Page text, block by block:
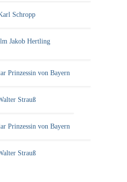
Schropp
Jakob Hertling
Prinzessin von Bayern
Strauß
Prinzessin von Bayern
Strauß